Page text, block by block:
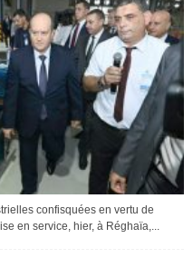
confisquées en vertu de
en service, hier, à Réghaïa,...